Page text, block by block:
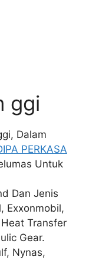
ggi
Dalam
PERKASA
Untuk
Dan Jenis
Exxonmobil,
Transfer
Gear.
Nynas,